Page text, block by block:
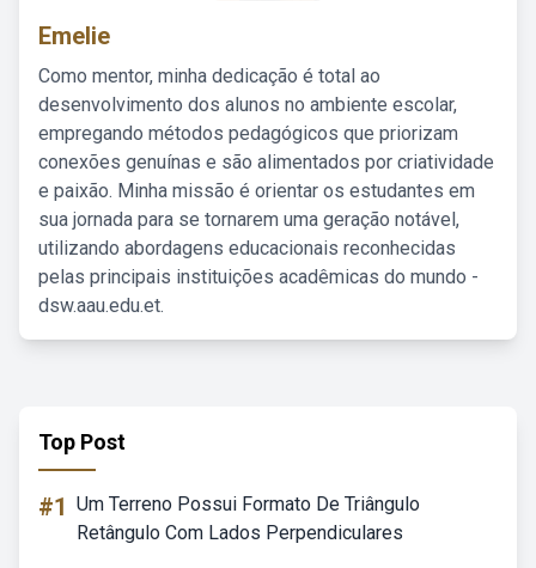
Emelie
Como mentor, minha dedicação é total ao
desenvolvimento dos alunos no ambiente escolar,
empregando métodos pedagógicos que priorizam
conexões genuínas e são alimentados por criatividade
e paixão. Minha missão é orientar os estudantes em
sua jornada para se tornarem uma geração notável,
utilizando abordagens educacionais reconhecidas
pelas principais instituições acadêmicas do mundo -
dsw.aau.edu.et.
Top Post
#1 Um Terreno Possui Formato De Triângulo
Retângulo Com Lados Perpendiculares